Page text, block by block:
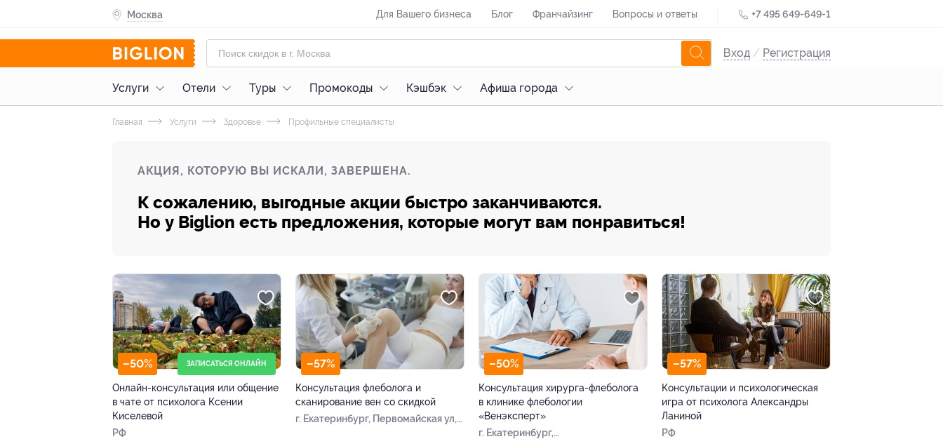
Москва Для Вашего бизнеса Блог Франчайзинг Вопросы и ответы +7 495 649-649-1
Вход / Регистрация
Услуги Отели Туры Промокоды Кэшбэк Афиша города
Главная Услуги Здоровье Профильные специалисты
АКЦИЯ, КОТОРУЮ ВЫ ИСКАЛИ, ЗАВЕРШЕНА.
К сожалению, выгодные акции быстро заканчиваются.
Но у Biglion есть предложения, которые могут вам понравиться!
–50% ЗАПИСАТЬСЯ ОНЛАЙН
Онлайн-консультация или общение
в чате от психолога Ксении
Киселевой
РФ
–57%
Консультация флеболога и
сканирование вен со скидкой
г. Екатеринбург, Первомайская ул,
–50%
Консультация хирурга-флеболога
в клинике флебологии
«Венэксперт»
г. Екатеринбург,
–57%
Консультации и психологическая
игра от психолога Александры
Ланиной
РФ